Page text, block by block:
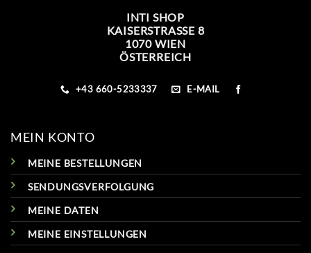
INTI SHOP
KAISERSTRASSE 8
1070 WIEN
ÖSTERREICH
+43 660-5233337 E-MAIL
MEIN KONTO
MEINE BESTELLUNGEN
SENDUNGSVERFOLGUNG
MEINE DATEN
MEINE EINSTELLUNGEN